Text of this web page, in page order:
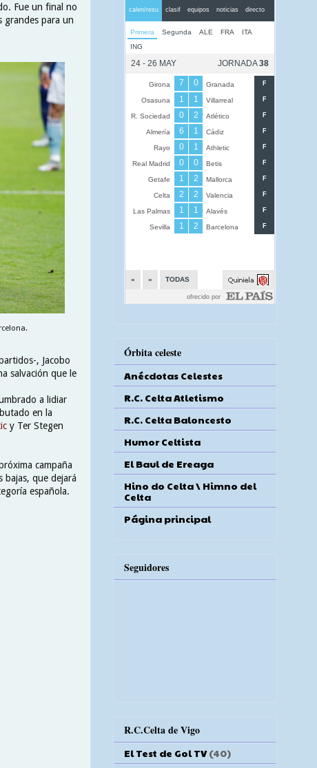
Fue un final no
grandes para un
, Jacobo
salvación que le
a lidiar
en la
y Ter Stegen
campaña
bajas, que dejará
española.
Órbita celeste
Anécdotas Celestes
R.C. Celta Atletismo
R.C. Celta Baloncesto
Humor Celtista
El Baul de Ereaga
Hino do Celta \ Himno del
Celta
Página principal
Seguidores
R.C.Celta de Vigo
El Test de Gol TV (40)